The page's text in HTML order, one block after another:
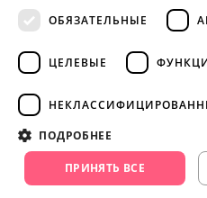
facebook.com/
Instagram/
ОБЯЗАТЕЛЬНЫЕ
ЦЕЛЕВЫЕ
ПОДРОБНЕЕ
ПРИНЯТЬ ВСЕ